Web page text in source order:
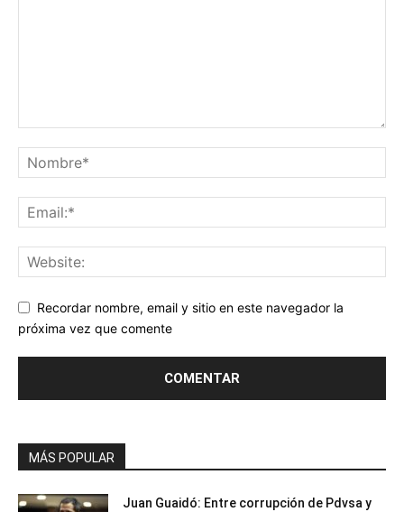
Recordar nombre, email y sitio en este navegador la
próxima vez que comente
MÁS POPULAR
Juan Guaidó: Entre corrupción de Pdvsa y